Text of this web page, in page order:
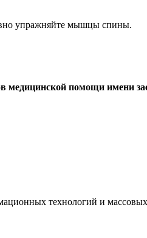
упражняйте мышцы спины.
медицинской помощи имени
технологий и